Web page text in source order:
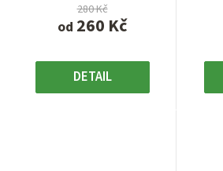
od 260 Kč
280 Kč
DETAIL